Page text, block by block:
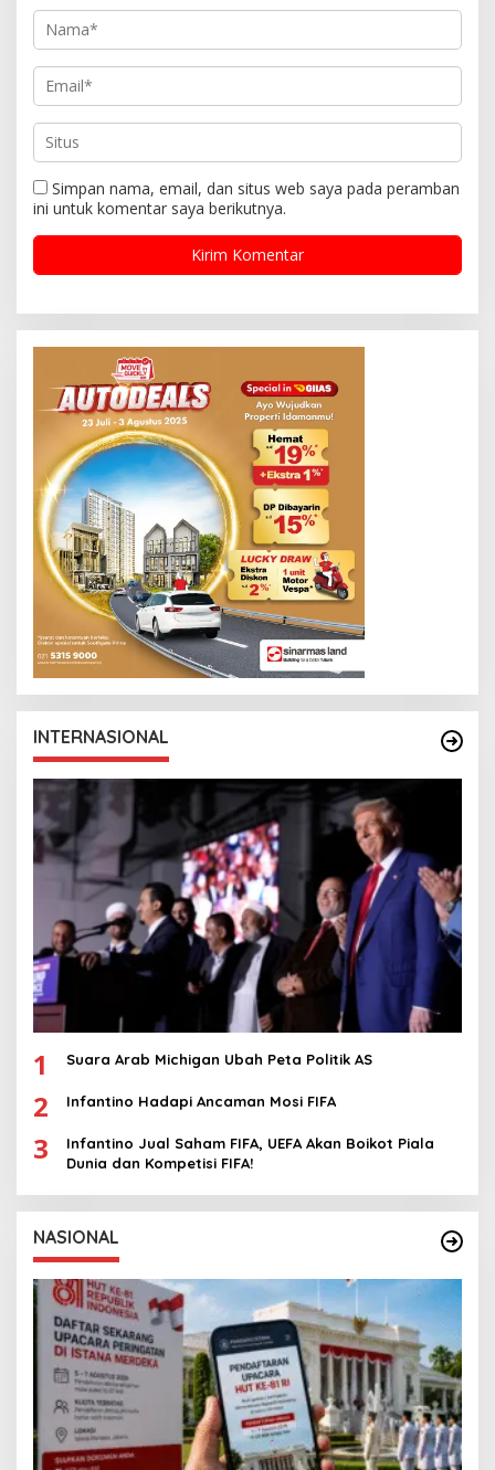
Simpan nama, email, dan situs web saya pada peramban
ini untuk komentar saya berikutnya.
INTERNASIONAL
1 Suara Arab Michigan Ubah Peta Politik AS
2 Infantino Hadapi Ancaman Mosi FIFA
3
Infantino Jual Saham FIFA, UEFA Akan Boikot Piala
Dunia dan Kompetisi FIFA!
NASIONAL